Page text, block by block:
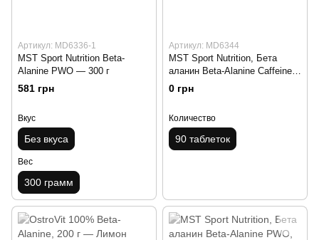
Артикул: MD6336-1
MST Sport Nutrition Beta-
Alanine PWO — 300 г
581 грн
Вкус
Без вкуса
Вес
300 грамм
Артикул: MD6344
MST Sport Nutrition, Бета
аланин Beta-Alanine Caffeine,
90 таблеток
0 грн
Количество
90 таблеток